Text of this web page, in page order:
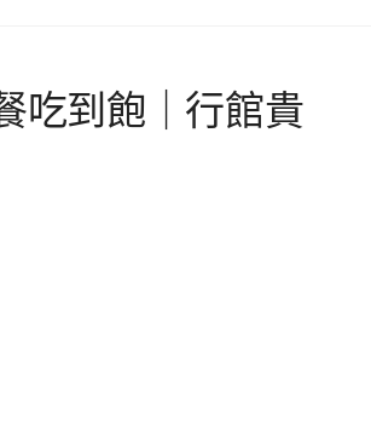
吃到飽｜行館貴